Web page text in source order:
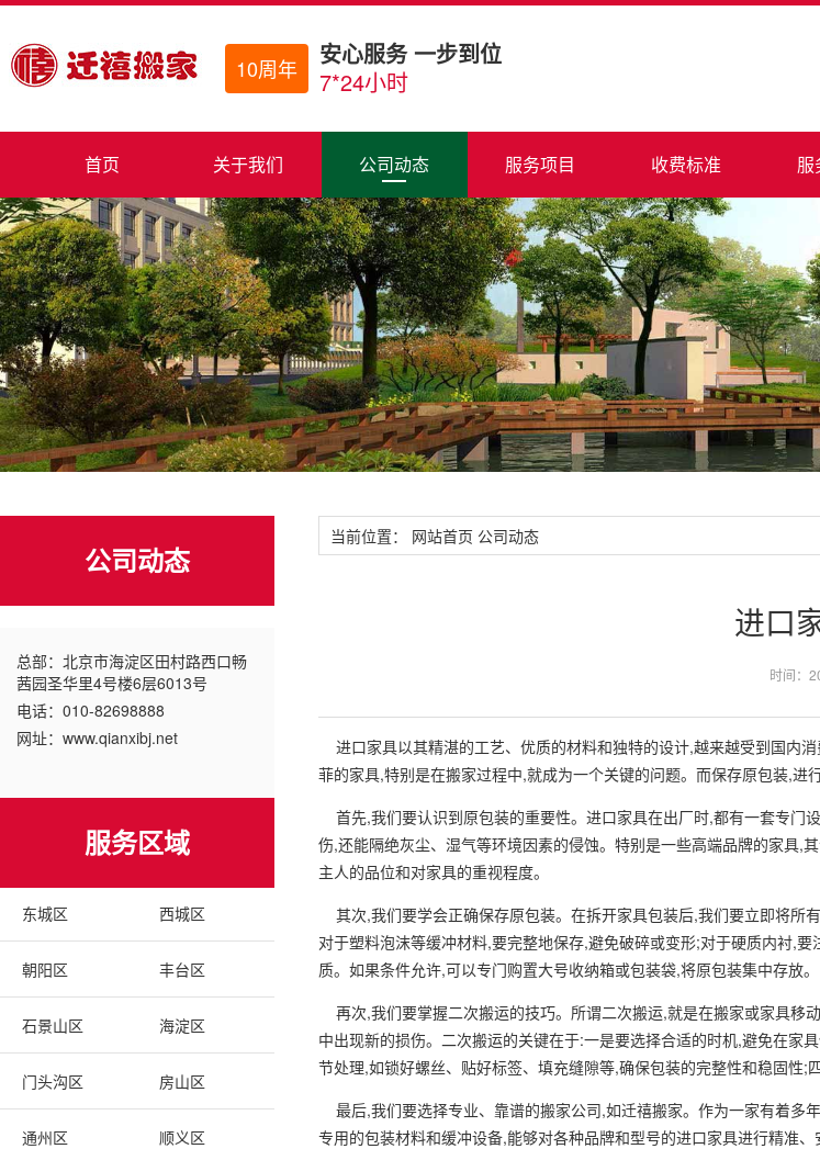
10周年
安心服务 一步到位
7*24小时
首页 关于我们 公司动态 服务项目 收费标准 服
公司动态
总部：北京市海淀区田村路西口畅
茜园圣华里4号楼6层6013号
电话：010-82698888
网址：www.qianxibj.net
服务区域
东城区 西城区
朝阳区 丰台区
石景山区 海淀区
门头沟区 房山区
通州区 顺义区
当前位置： 网站首页 公司动态
进口
时间：
进口家具以其精湛的工艺、优质的材料和独特的设计,越来越受到国内
菲的家具,特别是在搬家过程中,就成为一个关键的问题。而保存原包装,进
首先,我们要认识到原包装的重要性。进口家具在出厂时,都有一套专门
伤,还能隔绝灰尘、湿气等环境因素的侵蚀。特别是一些高端品牌的家具,
主人的品位和对家具的重视程度。
其次,我们要学会正确保存原包装。在拆开家具包装后,我们要立即将所
对于塑料泡沫等缓冲材料,要完整地保存,避免破碎或变形;对于硬质内衬,
质。如果条件允许,可以专门购置大号收纳箱或包装袋,将原包装集中存放。
再次,我们要掌握二次搬运的技巧。所谓二次搬运,就是在搬家或家具移
中出现新的损伤。二次搬运的关键在于:一是要选择合适的时机,避免在家
节处理,如锁好螺丝、贴好标签、填充缝隙等,确保包装的完整性和稳固性;
最后,我们要选择专业、靠谱的搬家公司,如迁禧搬家。作为一家有着多
专用的包装材料和缓冲设备,能够对各种品牌和型号的进口家具进行精准